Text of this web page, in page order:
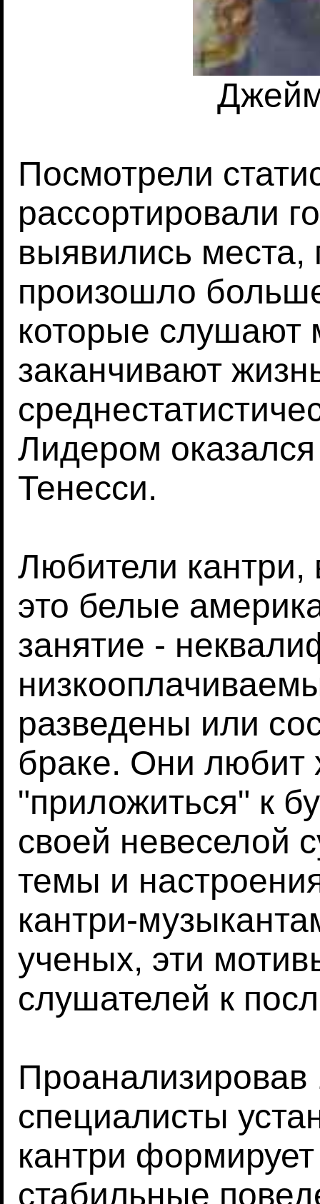
Посмотрели
рассортировали
выявились места,
произошло
которые слушают
заканчивают
Лидером
Тенесси.
Любители кантри,
это белые
занятие -
разведены или
браке. Они любит
"приложиться" к
своей невеселой
темы и
кантри-
ученых, эти
слушателей к
Проанализировав
специалисты
кантри
стабильные